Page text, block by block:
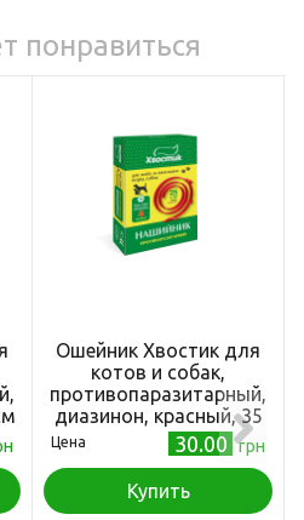
понравиться
Ошейник Хвостик для
котов и собак,
противопаразитарный,
диазинон, красный, 35
см
Цена 30.00 грн
Купить